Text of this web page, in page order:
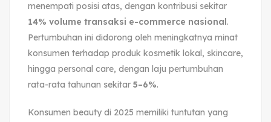
menempati posisi atas, dengan kontribusi sekitar
14% volume transaksi e-commerce nasional.
Pertumbuhan ini didorong oleh meningkatnya minat
konsumen terhadap produk kosmetik lokal, skincare,
hingga personal care, dengan laju pertumbuhan
rata-rata tahunan sekitar 5–6%.
Konsumen beauty di 2025 memiliki tuntutan yang